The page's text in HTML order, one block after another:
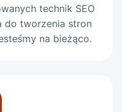
technik SEO
do tworzenia stron
na bieżąco.